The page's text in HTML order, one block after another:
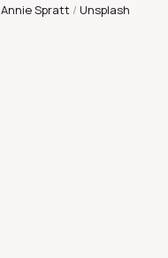
Annie Spratt / Unsplash